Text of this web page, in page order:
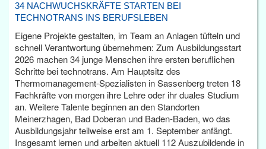
34 NACHWUCHSKRÄFTE STARTEN BEI
TECHNOTRANS INS BERUFSLEBEN
Eigene Projekte gestalten, im Team an Anlagen tüfteln und
schnell Verantwortung übernehmen: Zum Ausbildungsstart
2026 machen 34 junge Menschen ihre ersten beruflichen
Schritte bei technotrans. Am Hauptsitz des
Thermomanagement-Spezialisten in Sassenberg treten 18
Fachkräfte von morgen ihre Lehre oder ihr duales Studium
an. Weitere Talente beginnen an den Standorten
Meinerzhagen, Bad Doberan und Baden-Baden, wo das
Ausbildungsjahr teilweise erst am 1. September anfängt.
Insgesamt lernen und arbeiten aktuell 112 Auszubildende in